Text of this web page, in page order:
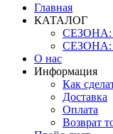
Главная
КАТАЛОГ
О нас
Информация
Как
Доставка
Оплата
Возврат